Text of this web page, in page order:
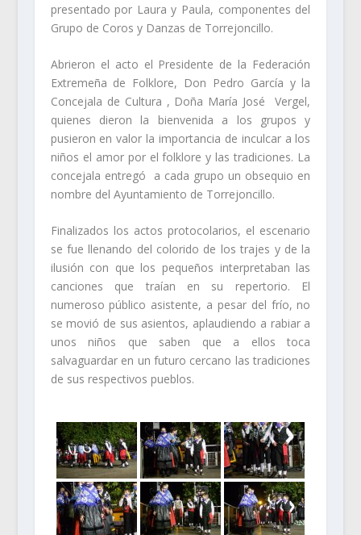
presentado por Laura y Paula, componentes del
Grupo de Coros y Danzas de Torrejoncillo.
Abrieron el acto el Presidente de la Federación
Extremeña de Folklore, Don Pedro García y la
Concejala de Cultura , Doña María José Vergel,
quienes dieron la bienvenida a los grupos y
pusieron en valor la importancia de inculcar a los
niños el amor por el folklore y las tradiciones. La
concejala entregó a cada grupo un obsequio en
nombre del Ayuntamiento de Torrejoncillo.
Finalizados los actos protocolarios, el escenario
se fue llenando del colorido de los trajes y de la
ilusión con que los pequeños interpretaban las
canciones que traían en su repertorio. El
numeroso público asistente, a pesar del frío, no
se movió de sus asientos, aplaudiendo a rabiar a
unos niños que saben que a ellos toca
salvaguardar en un futuro cercano las tradiciones
de sus respectivos pueblos.